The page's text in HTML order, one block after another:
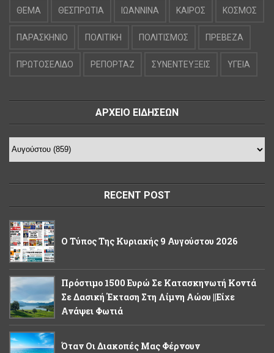
ΘΕΜΑ ΘΕΣΠΡΩΤΙΑ ΙΩΑΝΝΙΝΑ ΚΑΙΡΟΣ ΚΟΣΜΟΣ
ΠΑΡΑΣΚΗΝΙΟ ΠΟΛΙΤΙΚΗ ΠΟΛΙΤΙΣΜΟΣ ΠΡΕΒΕΖΑ
ΠΡΩΤΟΣΕΛΙΔΟ ΡΕΠΟΡΤΑΖ ΣΥΝΕΝΤΕΥΞΕΙΣ ΥΓΕΙΑ
ΑΡΧΕΙΟ ΕΙΔΗΣΕΩΝ
RECENT POST
Ο Τύπος Της Κυριακής 9 Αυγούστου 2026
Πρόστιμο 1500 Ευρώ Σε Κατασκηνωτή Κοντά
Σε Δασική Έκταση Στη Λίμνη Αώου ||Είχε
Ανάψει Φωτιά
Όταν Οι Διακοπές Μας Φέρνουν